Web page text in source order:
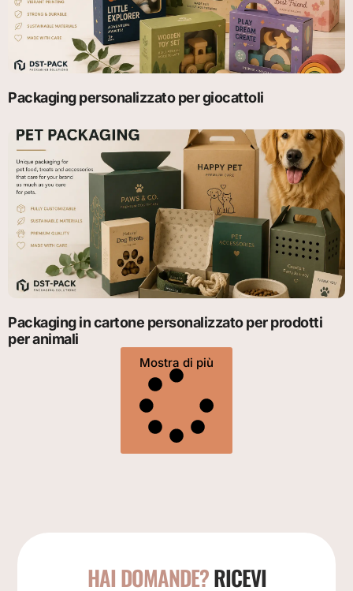
Packaging personalizzato per giocattoli
Packaging in cartone personalizzato per prodotti
per animali
Mostra di più
HAI DOMANDE?RICEVI